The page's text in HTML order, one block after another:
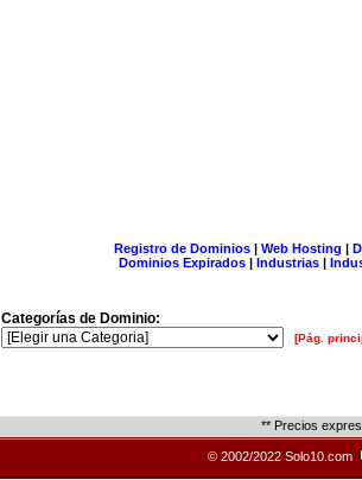
Registro de Dominios| Web Hosting |
Dominios Expirados | Industrias |
Categorías de Dominio:
[Pág.
** Precios
© 2002/2022 Solo10.com